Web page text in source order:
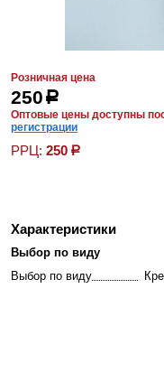
Розничная цена
250р
Оптовые цены доступны
регистрации
РРЦ: 250 р
Характеристики
Выбор по виду
Выбор по виду